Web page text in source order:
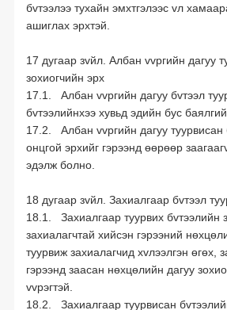
бvтээлээ тухайн эмхтгэлээс vл
ашиглах эрхтэй.
17 дугаар зvйл. Албан vvргийн дагуу
зохиогчийн эрх
17.1. Албан vvргийн дагуу бvтээл
бvтээлийнхээ хувьд эдийн бус
17.2. Албан vvргийн дагуу туурвисан
онцгой эрхийг гэрээнд өөрөөр
эдэлж болно.
18 дугаар зvйл. Захиалгаар бvтээл
18.1. Захиалгаар туурвих бvтээлийн
захиалагчтай хийсэн гэрээний
туурвиж захиалагчид хvлээлгэн өгөх,
гэрээнд заасан нөхцөлийн дагуу
vvрэгтэй.
18.2. Захиалгаар туурвисан